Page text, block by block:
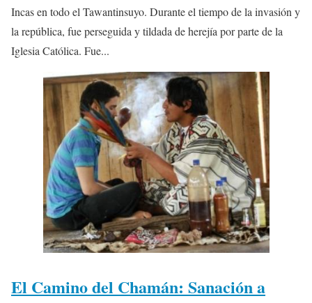
Incas en todo el Tawantinsuyo. Durante el tiempo de la invasión y
la república, fue perseguida y tildada de herejía por parte de la
Iglesia Católica. Fue...
El Camino del Chamán: Sanación a